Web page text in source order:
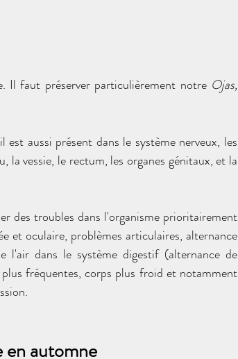
Il faut préserver particulièrement notre
est aussi présent dans le système nerveux, les
la vessie, le rectum, les organes génitaux, et la
des troubles dans l'organisme prioritairement
et oculaire, problèmes articulaires, alternance
l'air dans le système digestif (alternance de
fréquentes, corps plus froid et notamment
en automne